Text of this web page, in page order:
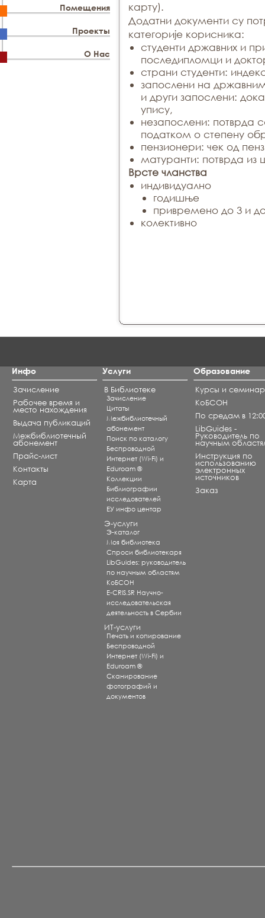
Помещения
Проекты
О Нас
карту).
Додатни документи су
категорије корисника:
студенти државних и
последипломци и
страни студенти:
запослени на
и други запослени:
упису,
незапослени: потврда
податком о степену
пензионери: чек од
матуранти: потврда из
Врсте чланства
индивидуално
годишње
привремено до 3 и
колективно
Инфо
Зачисление
Рабочее время и
место нахождения
Выдача публикаций
Межбиблиотечный
абонемент
Прайс-лист
Контакты
Карта
Услуги
В Библиотеке
Зачисление
Цитаты
Межбиблиотечный
абонемент
Поиск по каталогу
Беспроводной
Интернет (Wi-Fi) и
Eduroam ®
Коллекции
Библиографии
исследователей
ЕУ инфо центар
Э-услуги
Э-каталог
Моя библиотека
Спроси библиотекаря
LibGuides: руководитель
по научным областям
КоБСОН
E-CRIS.SR Научно-
исследовательская
деятельность в Сербии
ИТ-услуги
Печать и копирование
Беспроводной
Интернет (Wi-Fi) и
Eduroam ®
Сканирование
фотографий и
документов
Образование
Курсы и
КоБСОН
По средам в
LibGuides -
Руководитель по
научным
Инструкция по
использованию
электронных
источников
Заказ